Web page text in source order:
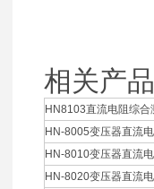
相关产品
HN8103直流电阻综
HN-8005变压器直流
HN-8010变压器直流
HN-8020变压器直流